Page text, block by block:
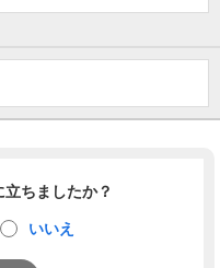
ちましたか？
いいえ